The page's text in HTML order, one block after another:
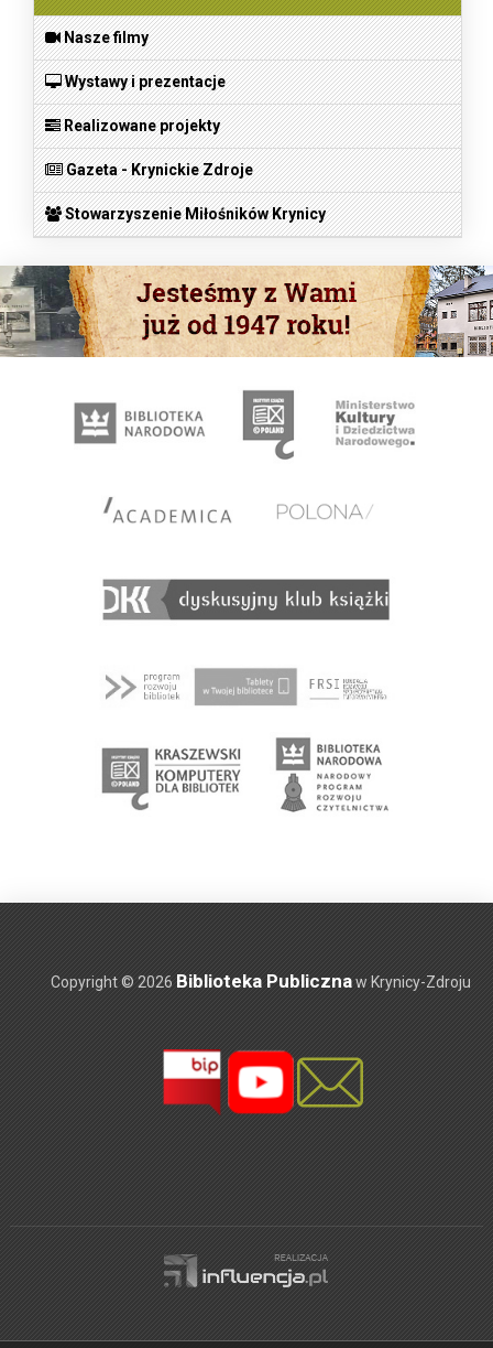
Nasze filmy
Wystawy i prezentacje
Realizowane projekty
Gazeta - Krynickie Zdroje
Stowarzyszenie Miłośników Krynicy
Copyright © 2026 Biblioteka Publicznaw Krynicy-Zdroju